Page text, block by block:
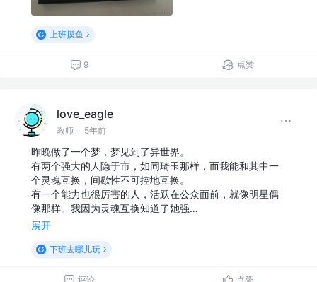
上班摸鱼
9 点赞
love_eagle
教师 · 5年前
昨晚做了一个梦，梦见到了异世界。
有两个强大的人隐于市，如同琦玉那样，而我能和其中一
个灵魂互换，间歇性不可控地互换。
有一个能力也很厉害的人，活跃在公众面前，就像明星偶
像那样。我因为灵魂互换知道了她强…
展开
下班去哪儿玩
评论 点赞